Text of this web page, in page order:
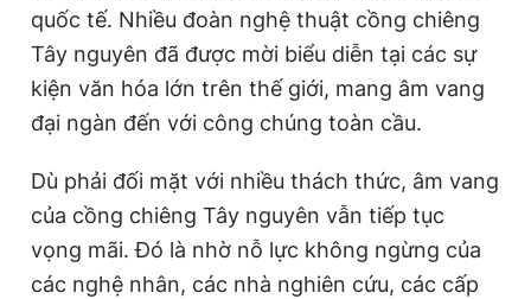
quốc tế. Nhiều đoàn nghệ thuật cồng chiêng
Tây nguyên đã được mời biểu diễn tại các sự
kiện văn hóa lớn trên thế giới, mang âm vang
đại ngàn đến với công chúng toàn cầu.
Dù phải đối mặt với nhiều thách thức, âm vang
của cồng chiêng Tây nguyên vẫn tiếp tục
vọng mãi. Đó là nhờ nỗ lực không ngừng của
các nghệ nhân, các nhà nghiên cứu, các cấp